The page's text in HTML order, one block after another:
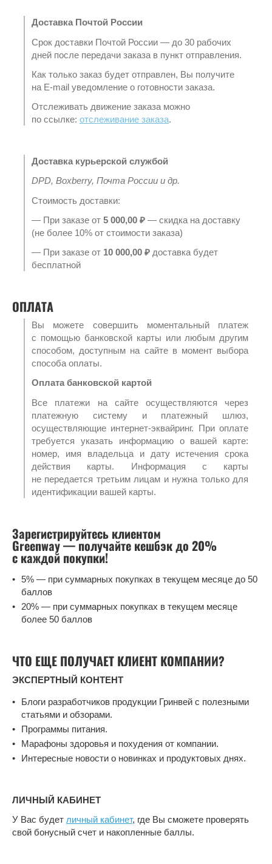
Доставка Почтой России
Срок доставки Почтой России — до 30 рабочих
дней после передачи заказа в пункт отправления.
Как только заказ будет отправлен, Вы получите
на E-mail уведомление о готовности заказа.
Отслеживать движение заказа можно
по ссылке: отслеживание заказа.
Доставка курьерской службой
DPD, Boxberry, Почта России и др.
Стоимость доставки:
— При заказе от 5 000,00 ₽ — скидка на доставку
(не более 10% от стоимости заказа)
— При заказе от 10 000,00 ₽ доставка будет
бесплатной
ОПЛАТА
Вы можете совершить моментальный платеж
с помощью банковской карты или любым другим
способом, доступным на сайте в момент выбора
способа оплаты.
Оплата банковской картой
Все платежи на сайте осуществляются через
платежную систему и платежный шлюз,
осуществляющие интернет-эквайринг. При оплате
требуется указать информацию о вашей карте:
номер, имя владельца и дату истечения срока
действия карты. Информация с карты
не передается третьим лицам и нужна только для
идентификации вашей карты.
Зарегистрируйтесь клиентом
Greenway — получайте кешбэк до 20%
с каждой покупки!
5% — при суммарных покупках в текущем месяце до 50
баллов
20% — при суммарных покупках в текущем месяце
более 50 баллов
ЧТО ЕЩЕ ПОЛУЧАЕТ КЛИЕНТ КОМПАНИИ?
ЭКСПЕРТНЫЙ КОНТЕНТ
Блоги разработчиков продукции Гринвей с полезными
статьями и обзорами.
Программы питания.
Марафоны здоровья и похудения от компании.
Интересные новости о новинках и продуктовых днях.
ЛИЧНЫЙ КАБИНЕТ
У Вас будет личный кабинет, где Вы сможете проверять
свой бонусный счет и накопленные баллы.